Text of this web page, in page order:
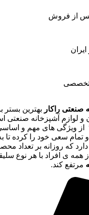
تخصصی
صنعتی راکار بهترین بستر
و لوازم آشپزخانه صنعتی
ویژگی های مهم و
سعی خود را کرده تا به
که روزانه بر تعداد
همه ی افراد با هر نوع
مرتفع کند.